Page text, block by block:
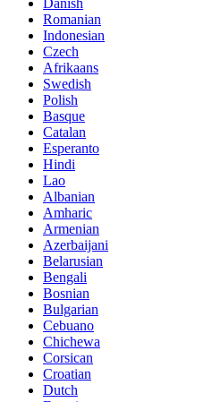
Danish
Romanian
Indonesian
Czech
Afrikaans
Swedish
Polish
Basque
Catalan
Esperanto
Hindi
Lao
Albanian
Amharic
Armenian
Azerbaijani
Belarusian
Bengali
Bosnian
Bulgarian
Cebuano
Chichewa
Corsican
Croatian
Dutch